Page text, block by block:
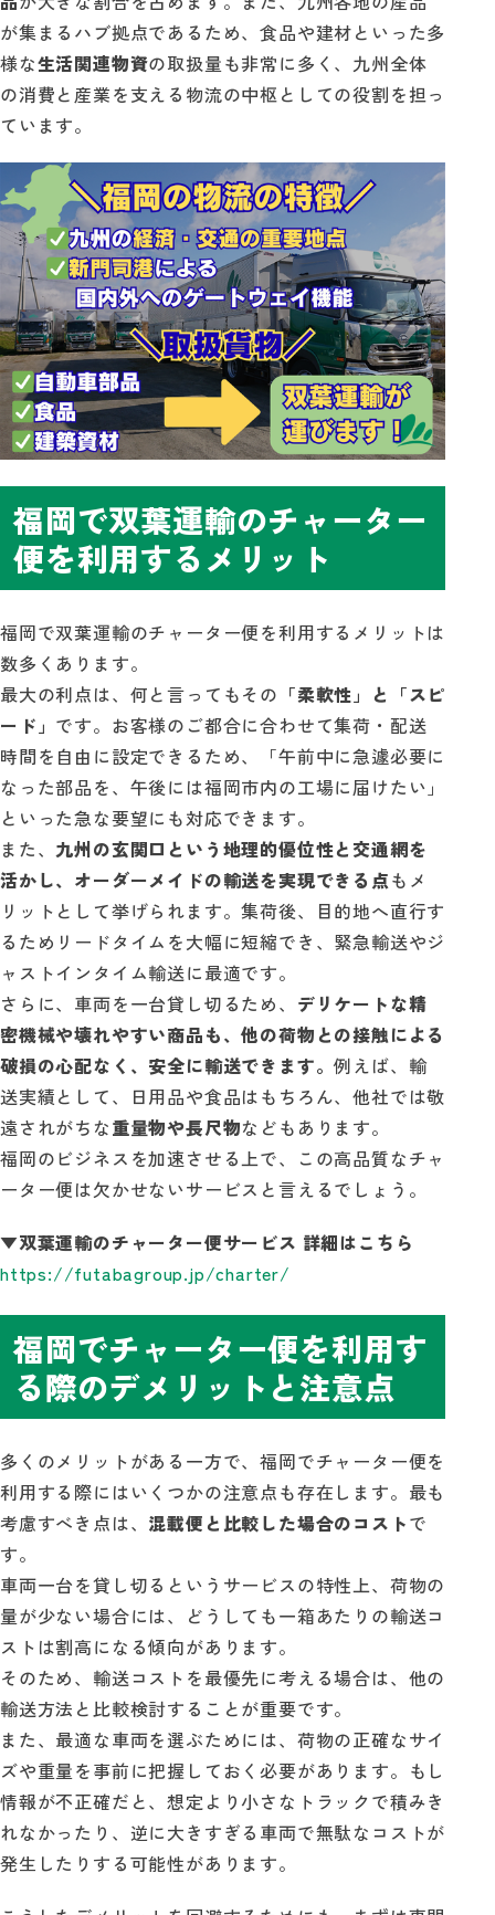
が集まるハブ拠点であるため、食品や建材といった多
様な生活関連物資の取扱量も非常に多く、九州全体
の消費と産業を支える物流の中枢としての役割を担っ
ています。
福岡で双葉運輸のチャーター
便を利用するメリット
福岡で双葉運輸のチャーター便を利用するメリットは
数多くあります。
最大の利点は、何と言ってもその 「柔軟性」と「スピ
ード」 です。お客様のご都合に合わせて集荷・配送
時間を自由に設定できるため、「午前中に急遽必要に
なった部品を、午後には福岡市内の工場に届けたい」
といった急な要望にも対応できます。
また、 九州の玄関口という地理的優位性と交通網を
活かし、オーダーメイドの輸送を実現できる点もメ
リットとして挙げられます。集荷後、目的地へ直行す
るためリードタイムを大幅に短縮でき、緊急輸送やジ
ャストインタイム輸送に最適です。
さらに、車両を一台貸し切るため、 デリケートな精
密機械や壊れやすい商品も、他の荷物との接触による
破損の心配なく、安全に輸送できます。例えば、輸
送実績として、日用品や食品はもちろん、他社では敬
遠されがちな重量物や長尺物などもあります。
福岡のビジネスを加速させる上で、この高品質なチャ
ーター便は欠かせないサービスと言えるでしょう。
▼双葉運輸のチャーター便サービス 詳細はこちら
https://futabagroup.jp/charter/
福岡でチャーター便を利用す
る際のデメリットと注意点
多くのメリットがある一方で、福岡でチャーター便を
利用する際にはいくつかの注意点も存在します。最も
考慮すべき点は、 混載便と比較した場合のコストで
す。
車両一台を貸し切るというサービスの特性上、荷物の
量が少ない場合には、どうしても一箱あたりの輸送コ
ストは割高になる傾向があります。
そのため、輸送コストを最優先に考える場合は、他の
輸送方法と比較検討することが重要です。
また、最適な車両を選ぶためには、荷物の正確なサイ
ズや重量を事前に把握しておく必要があります。もし
情報が不正確だと、想定より小さなトラックで積みき
れなかったり、逆に大きすぎる車両で無駄なコストが
発生したりする可能性があります。